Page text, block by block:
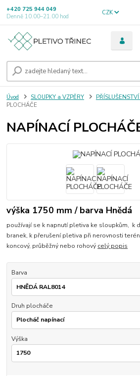
CZK
+420 725 944 049
Denně 10.00–21.00 hod
Úvod SLOUPKY a VZPĚRY
PLOCHÁČE
NAPÍNACÍ
výška 1750 mm / barva Hnědá
používají se k napnutí pletiva ke sloupkům, k
branek, k přerušení pletiva při nerovnosti
koncový, průběžný nebo rohový celý popis
Barva
Druh plocháče
Výška